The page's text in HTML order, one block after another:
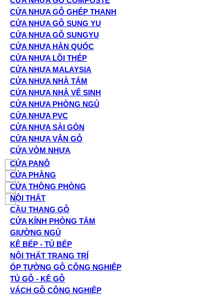
CỬA NHỰA GỖ GHÉP THANH
CỬA NHỰA GỖ SUNG YU
CỬA NHỰA GỖ SUNGYU
CỬA NHỰA HÀN QUỐC
CỬA NHỰA LÕI THÉP
CỬA NHỰA MALAYSIA
CỬA NHỰA NHÀ TẮM
CỬA NHỰA NHÀ VỆ SINH
CỬA NHỰA PHÒNG NGỦ
CỬA NHỰA PVC
CỬA NHỰA SÀI GÒN
CỬA NHỰA VÂN GỖ
CỬA VÒM NHỰA
CỬA PANÔ
CỬA PHẲNG
CỬA THÔNG PHÒNG
NỘI THẤT
CẦU THANG GỖ
CỬA KÍNH PHÒNG TẮM
GIƯỜNG NGỦ
KỆ BẾP - TỦ BẾP
NỘI THẤT TRANG TRÍ
ỐP TƯỜNG GỖ CÔNG NGHIỆP
TỦ GỖ - KỆ GỖ
VÁCH GỖ CÔNG NGHIỆP